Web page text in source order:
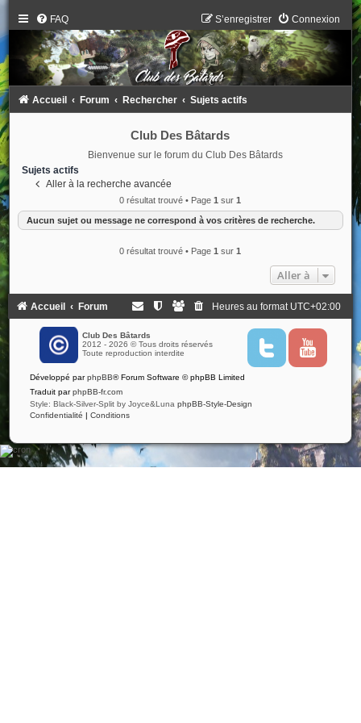
FAQ Connexion
S’enregistrer
Accueil Forum Rechercher Sujets actifs
Club Des Bâtards
Bienvenue sur le forum du Club Des Bâtards
Sujets actifs
Aller à la recherche avancée
0 résultat trouvé • Page1 sur1
Aucun sujet ou message ne correspond à vos critères de recherche.
0 résultat trouvé • Page1 sur1
Aller à
Accueil Forum Heures au format UTC+02:00
Club Des Bâtards
2012 - 2026 © Tous droits réservés
Toute reproduction interdite
T
i
Y
u
Développé parphpBB® Forum Software © phpBB Limited
Traduit parphpBB-fr.com
Style: Black-Silver-Split by Joyce&Luna phpBB-Style-Design
Confidentialité | Conditions